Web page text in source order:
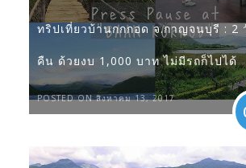
ทริปเที่ยวบ้านกกกอด จ.กาญจนบุรี : 2
คืน ด้วยงบ 1,000 บาท ไม่มีรถก็ไปได้
POSTED ON สิงหาคม 13, 2017